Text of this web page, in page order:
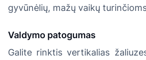
gyvūnėlių, mažų vaikų
Valdymo patogumas
Galite rinktis vertikalias